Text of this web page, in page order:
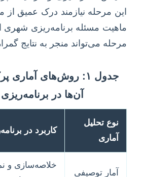
این مرحله نیازمند درک عمیق از
ماهیت مسئله برنامه‌ریزی شهری
مرحله می‌تواند منجر به نتایج
جدول ۱: روش‌های آماری
آن‌ها در
نوع تحلیل
آماری
کاربرد در
آمار توصیفی
خلاصه‌سازی و